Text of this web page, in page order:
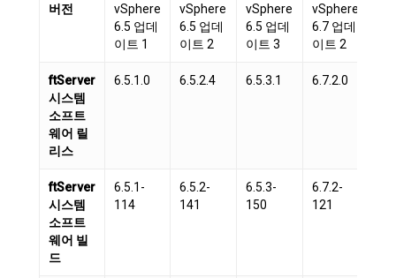
버전
vSphere
6.5 업데
이트 1
vSphere
6.5 업데
이트 2
vSphere
6.5 업데
이트 3
vSphere
6.7 업데
이트 2
ftServer
시스템
소프트
웨어 릴
리스
6.5.1.0 6.5.2.4 6.5.3.1 6.7.2.0
ftServer
시스템
소프트
웨어 빌
드
6.5.1-
114
6.5.2-
141
6.5.3-
150
6.7.2-
121